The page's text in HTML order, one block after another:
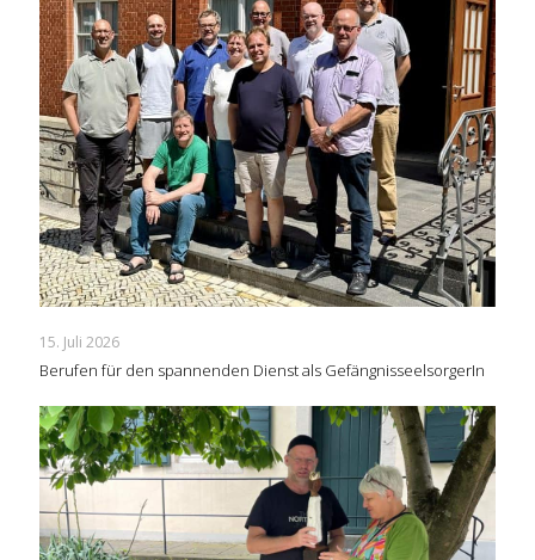
15. Juli 2026
Berufen für den spannenden Dienst als GefängnisseelsorgerIn